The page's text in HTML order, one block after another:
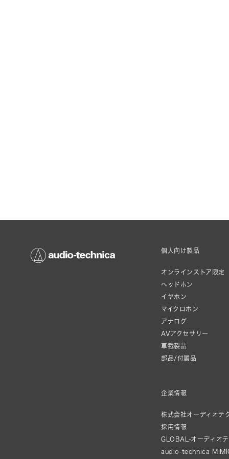
個人向け製品
オンラインストア限定
ヘッドホン
イヤホン
マイクロホン
アナログ
AVアクセサリー
車載製品
部品/付属品
企業情報
株式会社オーディオテ
採用情報
GLOBAL-オーディオ
audio-technica